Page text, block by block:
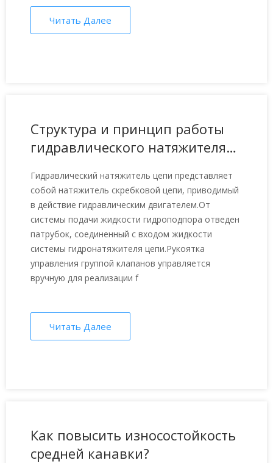
Читать Далее
Структура и принцип работы
гидравлического натяжителя
Гидравлический натяжитель цепи представляет
собой натяжитель скребковой цепи, приводимый
в действие гидравлическим двигателем.От
системы подачи жидкости гидроподпора отведен
патрубок, соединенный с входом жидкости
системы гидронатяжителя цепи.Рукоятка
управления группой клапанов управляется
вручную для реализации f
Читать Далее
Как повысить износостойкость
средней канавки?